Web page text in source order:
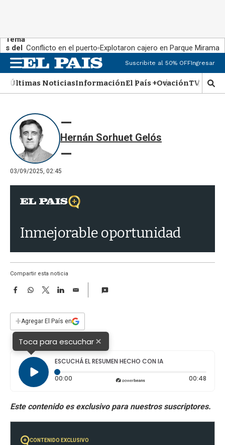
Tema
s del
día:
Conflicto en el puerto Explotaron cajero en Parque Miramar
n
u
Suscribite al 50% OFFIngresar
Últimas NoticiasInformaciónEl País +OvaciónTV Show
M
o
q
Hernán Sorhuet Gelós
03/09/2025, 02:45
Inmejorable oportunidad
Compartir esta noticia
F
e
b
o
o
W
s
p
p
T
w
t
r
L
I
n
E
i
l
+Agregar El País en
Toca para escuchar×
ESCUCHÁ EL RESUMEN HECHO CON IA
00:00 Tiempo transcurrido: 0 segundos 00:48
CONTENIDO EXCLUSIVO